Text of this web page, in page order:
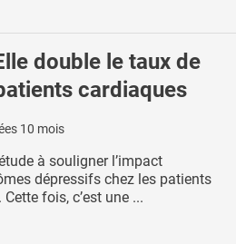
double le taux de
cardiaques
10 mois
à souligner l’impact
dépressifs chez les patients
fois, c’est une ...